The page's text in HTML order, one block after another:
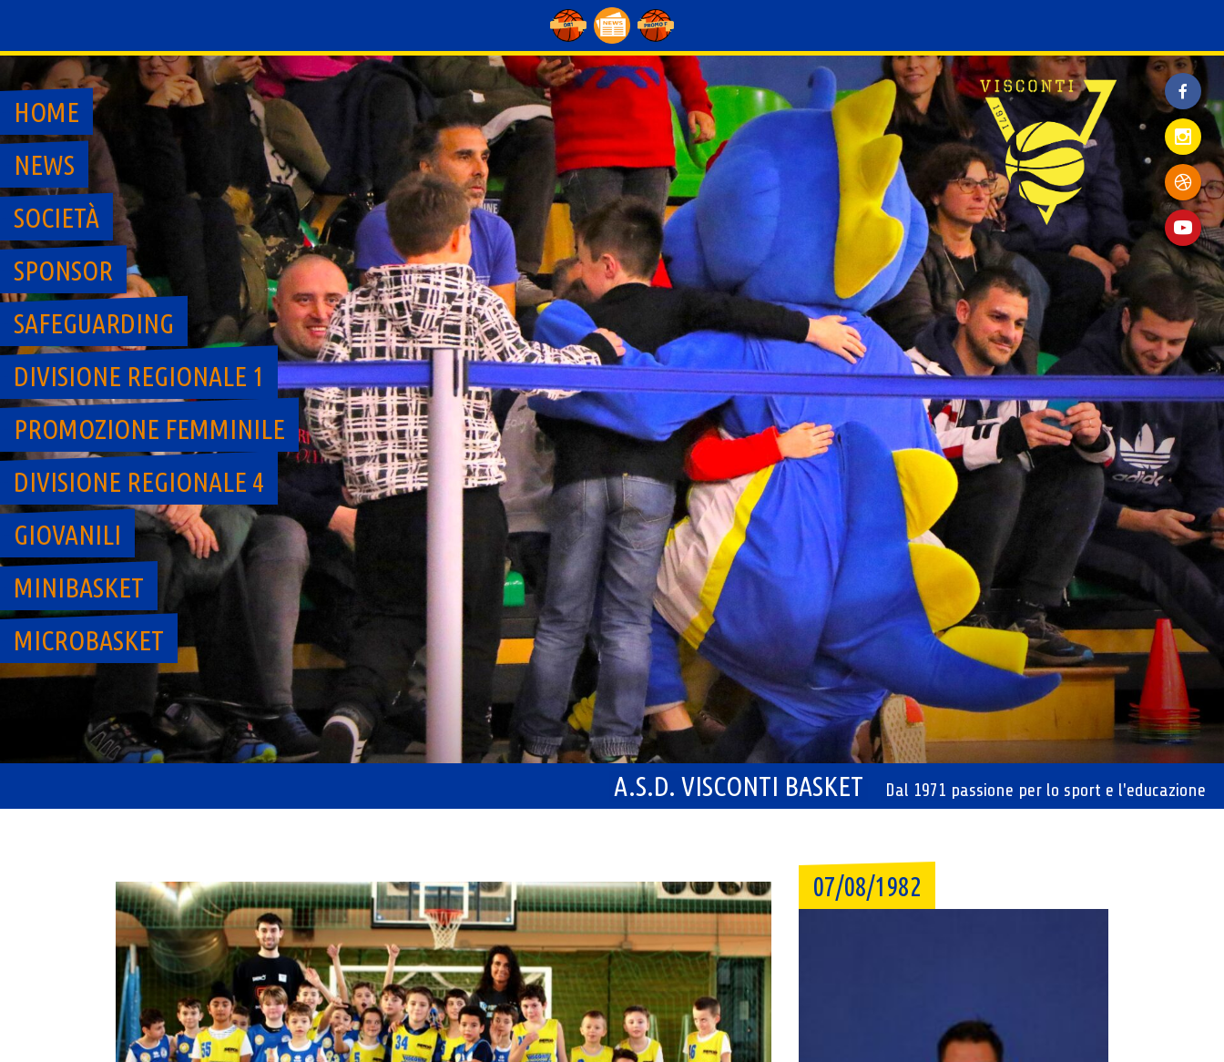
content
A.S.D. VISCONTI BASKET Dal 1971 passione per lo sport e l'educazione
HOME
NEWS
SOCIETÀ
SPONSOR
SAFEGUARDING
DIVISIONE REGIONALE 1
PROMOZIONE FEMMINILE
DIVISIONE REGIONALE 4
GIOVANILI
MINIBASKET
MICROBASKET
07/08/1982